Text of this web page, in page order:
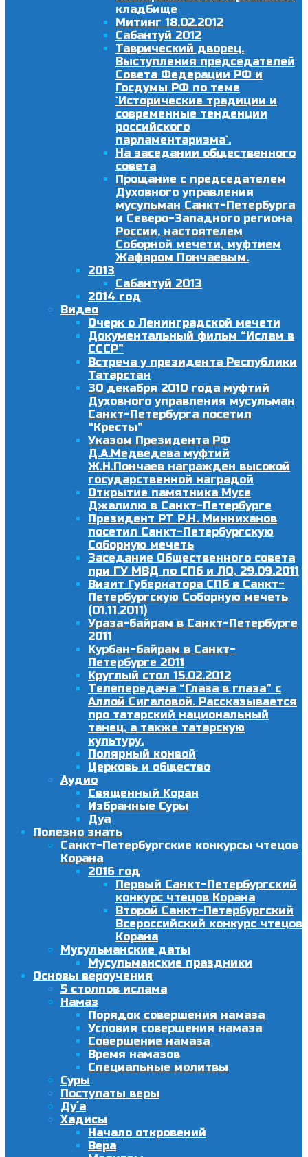
кладбище
Митинг 18.02.2012
Сабантуй 2012
Таврический дворец.
Выступления председателей
Совета Федерации РФ и
Госдумы РФ по теме
`Исторические традиции и
современные тенденции
российского
парламентаризма`.
На заседании общественного
совета
Прощание с председателем
Духовного управления
мусульман Санкт-Петербурга
и Северо-Западного региона
России, настоятелем
Соборной мечети, муфтием
Жафяром Пончаевым.
2013
Сабантуй 2013
2014 год
Видео
Очерк о Ленинградской мечети
Документальный фильм “Ислам в
СССР”
Встреча у президента Республики
Татарстан
30 декабря 2010 года муфтий
Духовного управления мусульман
Санкт-Петербурга посетил
“Кресты”
Указом Президента РФ
Д.А.Медведева муфтий
Ж.Н.Пончаев награжден высокой
государственной наградой
Открытие памятника Мусе
Джалилю в Санкт-Петербурге
Президент РТ Р.Н. Минниханов
посетил Санкт-Петербургскую
Соборную мечеть
Заседание Общественного совета
при ГУ МВД по СПб и ЛО, 29.09.2011
Визит Губернатора СПб в Санкт-
Петербургскую Соборную мечеть
(01.11.2011)
Ураза-байрам в Санкт-Петербурге
2011
Курбан-байрам в Санкт-
Петербурге 2011
Круглый стол 15.02.2012
Телепередача “Глаза в глаза” с
Аллой Сигаловой. Рассказывается
про татарский национальный
танец, а также татарскую
культуру.
Полярный конвой
Церковь и общество
Аудио
Священный Коран
Избранные Суры
Дуа
Полезно знать
Санкт-Петербургские конкурсы чтецов
Корана
2016 год
Первый Санкт-Петербургский
конкурс чтецов Корана
Второй Санкт-Петербургский
Всероссийский конкурс чтецов
Корана
Мусульманские даты
Мусульманские праздники
Основы вероучения
5 столпов ислама
Намаз
Порядок совершения намаза
Условия совершения намаза
Совершение намаза
Время намазов
Специальные молитвы
Суры
Постулаты веры
Ду´а
Хадисы
Начало откровений
Вера